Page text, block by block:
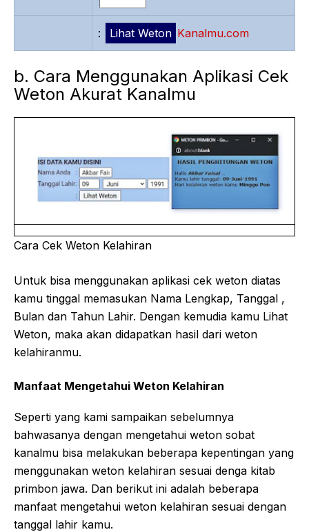
: Kanalmu.com
b. Cara Menggunakan Aplikasi Cek
Weton Akurat Kanalmu
Cara Cek Weton Kelahiran
Untuk bisa menggunakan aplikasi cek weton diatas
kamu tinggal memasukan Nama Lengkap, Tanggal ,
Bulan dan Tahun Lahir. Dengan kemudia kamu Lihat
Weton, maka akan didapatkan hasil dari weton
kelahiranmu.
Manfaat Mengetahui Weton Kelahiran
Seperti yang kami sampaikan sebelumnya
bahwasanya dengan mengetahui weton sobat
kanalmu bisa melakukan beberapa kepentingan yang
menggunakan weton kelahiran sesuai denga kitab
primbon jawa. Dan berikut ini adalah beberapa
manfaat mengetahui weton kelahiran sesuai dengan
tanggal lahir kamu.